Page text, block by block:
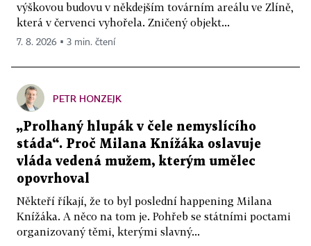
výškovou budovu v někdejším továrním areálu ve Zlíně,
která v červenci vyhořela. Zničený objekt...
7. 8. 2026 ▪ 3 min. čtení
PETR HONZEJK
„Prolhaný hlupák v čele nemyslícího
stáda“. Proč Milana Knížáka oslavuje
vláda vedená mužem, kterým umělec
opovrhoval
Někteří říkají, že to byl poslední happening Milana
Knížáka. A něco na tom je. Pohřeb se státními poctami
organizovaný těmi, kterými slavný...